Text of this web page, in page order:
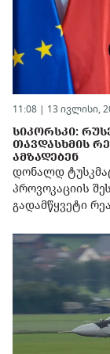
11:08 | 13 ივლისი,
ᲡᲘᲙᲝᲠᲡᲙᲘ:
ᲗᲐᲕᲓᲐᲡᲮᲛᲘᲡ
ᲐᲛᲖᲐᲓᲔᲑᲔᲜ
დონალდ
პროვოკაციის
გადამწყვეტი